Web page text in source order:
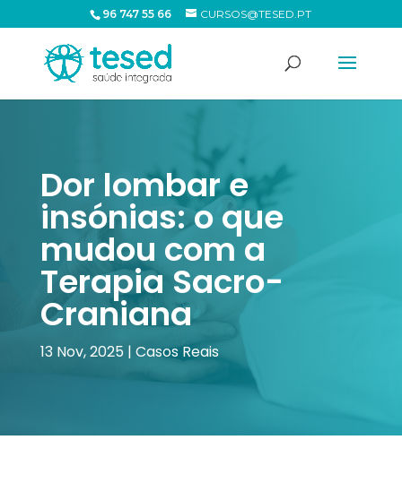
96 747 55 66 CURSOS@TESED.PT
Dor lombar e
insónias: o que
mudou com a
Terapia Sacro-
Craniana
13 Nov, 2025 | Casos Reais